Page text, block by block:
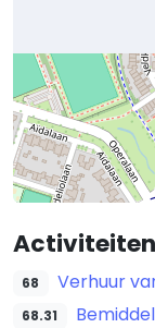
68 Verhuur
68.31